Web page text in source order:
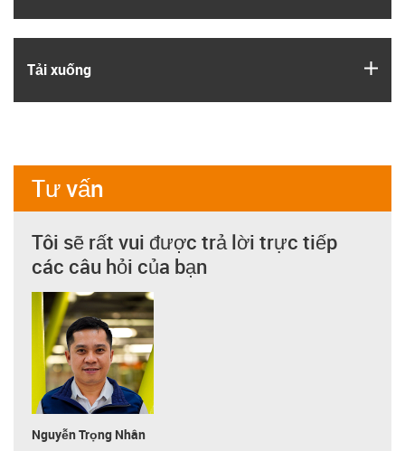
Tải xuống
Tư vấn
Tôi sẽ rất vui được trả lời trực tiếp
các câu hỏi của bạn
Nguyễn Trọng Nhân